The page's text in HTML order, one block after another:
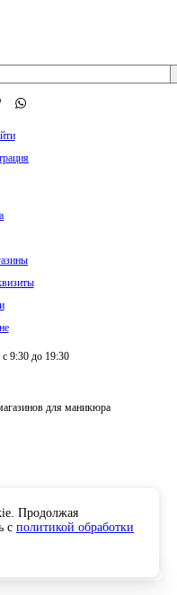
с 9:30 до 19:30
для маникюра
Продолжая
с политикой обработки